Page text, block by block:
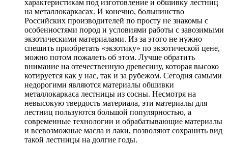
характеристикам под изготовление и обшивку лестниц
на металлокаркасах. И конечно, большинство
Российских производителей по просту не знакомы с
особенностями пород и условиями работы с завозимыми
экзотическими материалами. Из за этого не нужно
спешить приобретать «экзотику» по экзотической цене,
можно потом пожалеть об этом. Лучше обратить
внимание на отечественную древесину, которая высоко
котируется как у нас, так и за рубежом. Сегодня самыми
недорогими являются материалы обшивки
металлокаркаса лестницы из сосны. Несмотря на
невысокую твердость материала, эти материалы для
лестниц пользуются большой популярностью, а
современные технологии и обрабатывающие материалы
и всевозможные масла и лаки, позволяют сохранить вид
такой лестницы на долгие годы.